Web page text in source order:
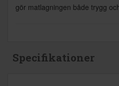
gör matlagningen både trygg
Specifikationer